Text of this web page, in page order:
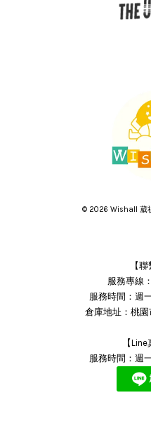
© 2026 Wishall 葳
【
服務專線
服務時間：週
倉庫地址：桃園
【
服務時間：週